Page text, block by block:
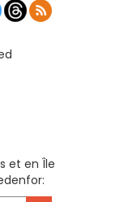
et en Île